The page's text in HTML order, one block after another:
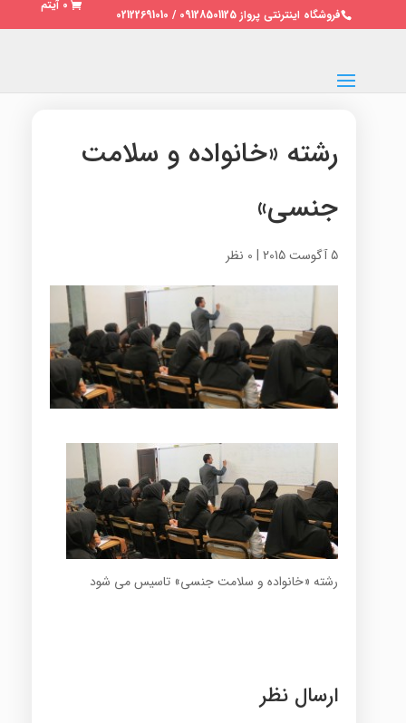
فروشگاه اینترنتی پرواز 09128501125 / 02122691010
0 آیتم
رشته «خانواده و سلامت
جنسی»
5 آگوست 2015 | 0 نظر
رشته «خانواده و سلامت جنسی» تاسیس می شود
ارسال نظر